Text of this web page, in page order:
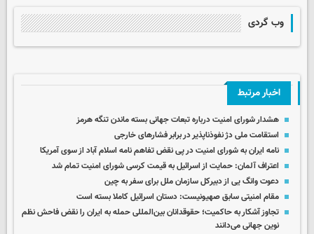
وب گردی
اخبار مرتبط
هشدار شورای امنیت درباره تبعات جهانی بسته ماندن تنگه هرمز
استقامت ملی دژ نفوذناپذیر در برابر فشارهای خارجی
نامه ایران به شورای امنیت در پی نقض تفاهم نامه اسلام آباد از سوی آمریکا
اعتراف آلمان: حمایت از اسرائیل به قیمت کرسی شورای امنیت تمام شد
دعوت وانگ یی از دبیرکل سازمان ملل برای سفر به چین
مقام امنیتی سابق صهیونیست: دستان اسراِئیل کاملا بسته است
تجاوز آشکار به حاکمیت؛ حقوقدانان بین‌المللی حمله به ایران را نقض فاحش نظم
نوین جهانی می‌دانند